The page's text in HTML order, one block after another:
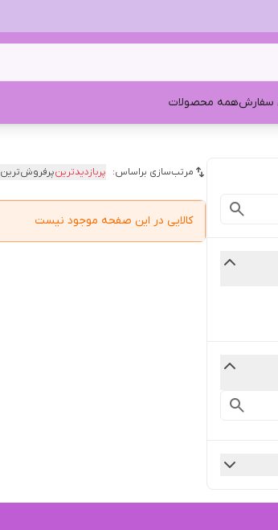
سفارشهمه محصولات
مرتب‌سازی براساس: پربازدیدترینپرفروش‌ترین
کالایی در این صفحه موجود نیست